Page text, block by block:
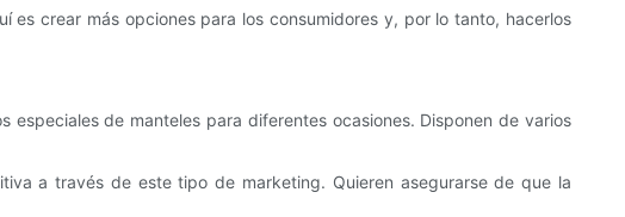
es crear más opciones para los consumidores y, por lo tanto, hacerlos
de manteles para diferentes ocasiones. Disponen de varios
a través de este tipo de marketing. Quieren asegurarse de que la